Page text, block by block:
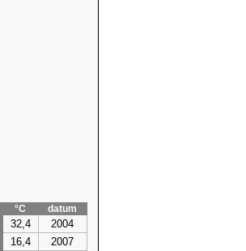
°C
datum
32,4 2004
16,4 2007